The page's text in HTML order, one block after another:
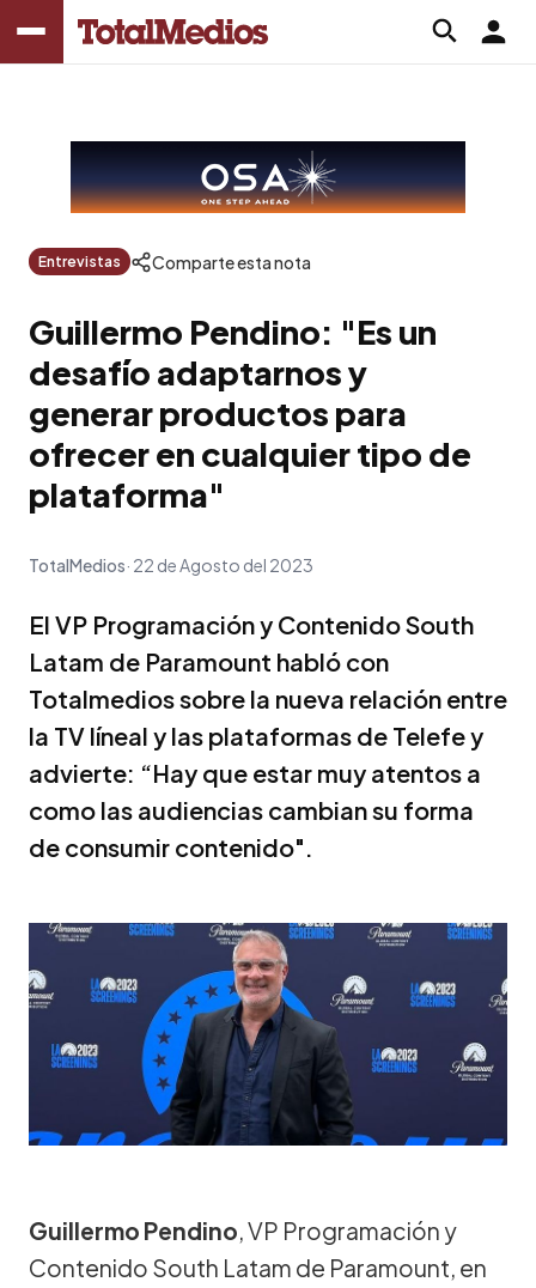
Entrevistas Comparte esta nota
Guillermo Pendino: "Es un
desafío adaptarnos y
generar productos para
ofrecer en cualquier tipo de
plataforma"
TotalMedios 22 de Agosto del 2023
El VP Programación y Contenido South
Latam de Paramount habló con
Totalmedios sobre la nueva relación entre
la TV líneal y las plataformas de Telefe y
advierte: “Hay que estar muy atentos a
como las audiencias cambian su forma
de consumir contenido".
Guillermo Pendino, VP Programación y
Contenido South Latam de Paramount, en